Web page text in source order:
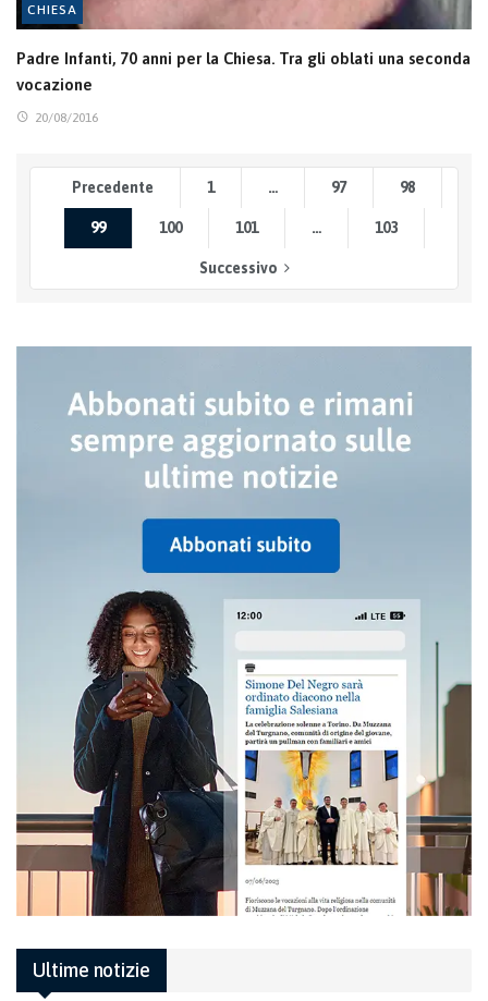
CHIESA
Padre Infanti, 70 anni per la Chiesa. Tra gli oblati una seconda
vocazione
20/08/2016
Precedente 1 … 97 98
99 100 101 … 103
Successivo
Ultime notizie